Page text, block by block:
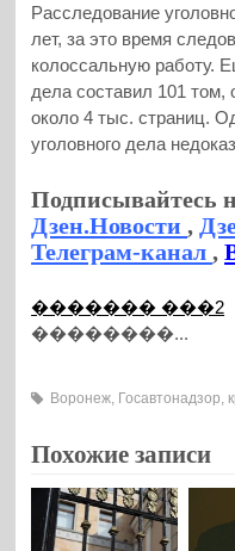
Расследование
лет, за это время
колоссальную работу.
дела составил 101 том,
около 4 тыс. страниц.
уголовного дела
Подписывайтесь
Дзен.Новости,
Телеграм-канал,
������� ���2
��������...
Воронеж, Госавтонадзор,
Похожие записи